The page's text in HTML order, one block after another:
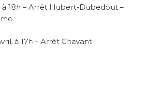
à 18h – Arrêt Hubert-Dubedout –
à 17h – Arrêt Chavant